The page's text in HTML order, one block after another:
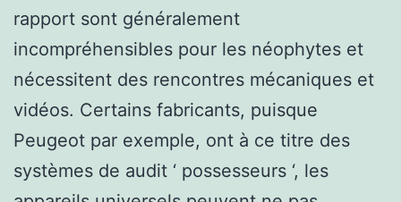
rapport sont généralement
incompréhensibles pour les néophytes et
nécessitent des rencontres mécaniques et
vidéos. Certains fabricants, puisque
Peugeot par exemple, ont à ce titre des
systèmes de audit ‘ possesseurs ‘, les